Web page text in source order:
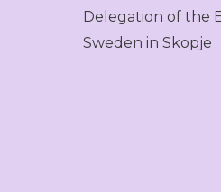
Delegation of the
Sweden in Skopje